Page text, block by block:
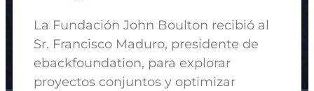
La Fundación John Boulton recibió al
Sr. Francisco Maduro, presidente de
ebackfoundation, para explorar
proyectos conjuntos y optimizar